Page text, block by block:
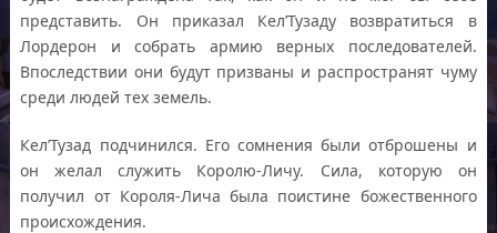
представить. Он приказал Кел’Тузаду возвратиться в
Лордерон и собрать армию верных последователей.
Впоследствии они будут призваны и распространят чуму
среди людей тех земель.
Кел’Тузад подчинился. Его сомнения были отброшены и
он желал служить Королю-Личу. Сила, которую он
получил от Короля-Лича была поистине божественного
происхождения.